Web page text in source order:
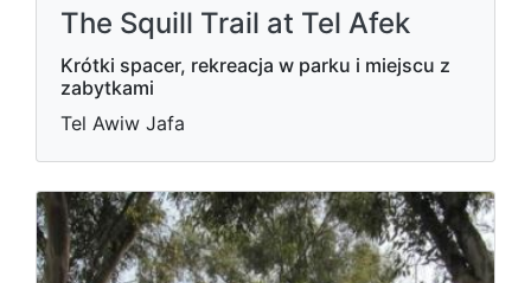
The Squill Trail at Tel Afek
Krótki spacer, rekreacja w parku i miejscu z
zabytkami
Tel Awiw Jafa